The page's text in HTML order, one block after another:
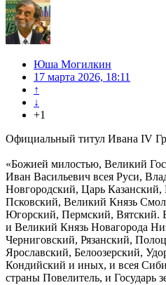
Юша Могилкин
17 марта 2026, 18:11
↑
↓
+1
Официальный титул Ивана IV
«Божией милостью, Великий
Иван Васильевич всея Руси,
Новгородский, Царь Казанский,
Псковский, Великий Князь
Югорский, Пермский, Вятский.
и Великий Князь Новагорода
Черниговский, Рязанский,
Ярославский, Белоозерский,
Кондийский и иных, и всея
страны Повелитель, и Государь